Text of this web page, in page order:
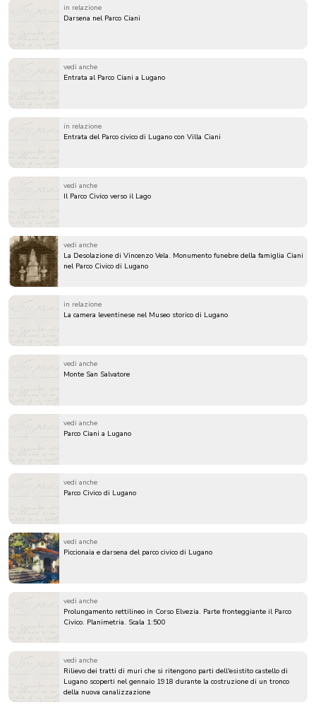
in relazione
Darsena nel Parco Ciani
vedi anche
Entrata al Parco Ciani a Lugano
in relazione
Entrata del Parco civico di Lugano con Villa Ciani
vedi anche
Il Parco Civico verso il Lago
vedi anche
La Desolazione di Vincenzo Vela. Monumento funebre della famiglia Ciani
nel Parco Civico di Lugano
in relazione
La camera leventinese nel Museo storico di Lugano
vedi anche
Monte San Salvatore
vedi anche
Parco Ciani a Lugano
vedi anche
Parco Civico di Lugano
vedi anche
Piccionaia e darsena del parco civico di Lugano
vedi anche
Prolungamento rettilineo in Corso Elvezia. Parte fronteggiante il Parco
Civico. Planimetria. Scala 1:500
vedi anche
Rilievo dei tratti di muri che si ritengono parti dell'esistito castello di
Lugano scoperti nel gennaio 1918 durante la costruzione di un tronco
della nuova canalizzazione